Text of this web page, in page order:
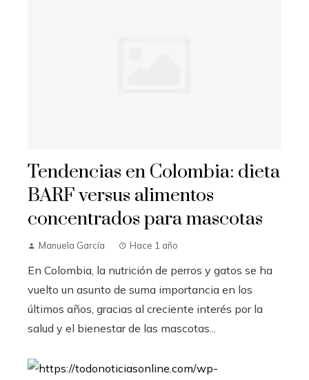
Tendencias en Colombia: dieta
BARF versus alimentos
concentrados para mascotas
Manuela García Hace 1 año
En Colombia, la nutrición de perros y gatos se ha
vuelto un asunto de suma importancia en los
últimos años, gracias al creciente interés por la
salud y el bienestar de las mascotas...